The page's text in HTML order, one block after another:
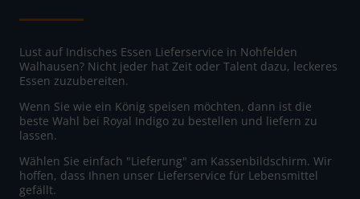
Lust auf Indisches Essen Lieferservice in Nohfelden
Walhausen? Nicht jeder hat Zeit oder Talent dazu, leckeres
Essen zuzubereiten.
Wenn Sie wie ein König speisen möchten, dann ist die
beste Wahl bei Royal Indigo zu bestellen und liefern zu
lassen.
Wählen Sie einfach "Lieferung" am Kassenbildschirm. Wir
hoffen, dass Ihnen unser Lieferservice für Lebensmittel
gefällt.